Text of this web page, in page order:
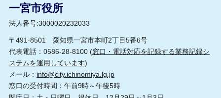
一宮市役所
法人番号:3000020232033
〒491-8501 愛知県一宮市本町2丁目5番6号
代表電話：0586-28-8100 (窓口・電話対応を記録する業務記録シ
ステムを運用しています)
メール： info@city.ichinomiya.lg.jp
窓口の受付時間：午前9時～午後5時